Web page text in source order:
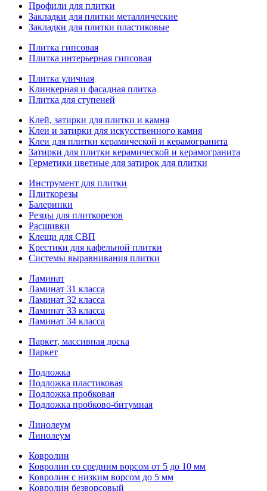
Профили для плитки
Закладки для плитки металлические
Закладки для плитки пластиковые
Плитка гипсовая
Плитка интерьерная гипсовая
Плитка уличная
Клинкерная и фасадная плитка
Плитка для ступеней
Клей, затирки для плитки и камня
Клеи и затирки для искусственного камня
Клеи для плитки керамической и керамогранита
Затирки для плитки керамической и керамогранита
Герметики цветные для затирок для плитки
Инструмент для плитки
Плиткорезы
Балеринки
Резцы для плиткорезов
Расшивки
Клещи для СВП
Крестики для кафельной плитки
Системы выравнивания плитки
Ламинат
Ламинат 31 класса
Ламинат 32 класса
Ламинат 33 класса
Ламинат 34 класса
Паркет, массивная доска
Паркет
Подложка
Подложка пластиковая
Подложка пробковая
Подложка пробково-битумная
Линолеум
Линолеум
Ковролин
Ковролин со средним ворсом от 5 до 10 мм
Ковролин с низким ворсом до 5 мм
Ковролин безворсовый